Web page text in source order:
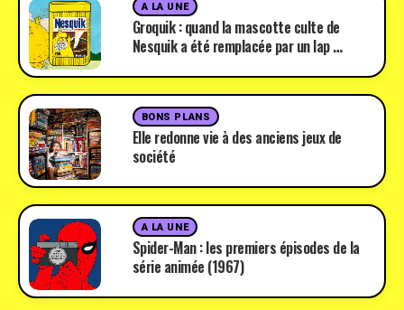
A LA UNE
Groquik : quand la mascotte culte de
Nesquik a été remplacée par un lap …
BONS PLANS
Elle redonne vie à des anciens jeux de
société
A LA UNE
Spider-Man : les premiers épisodes de la
série animée (1967)